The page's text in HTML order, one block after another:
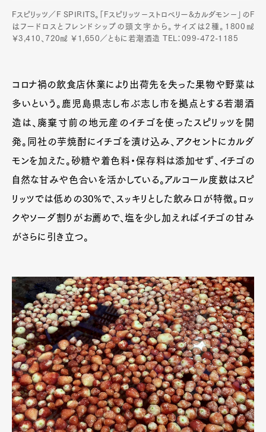
Fスピリッツ／F SPIRITS。「Fスピリッツ－ストロベリー&カルダモン－」のF
はフードロスとフレンドシップの頭文字から。サイズは2種。1800㎖
￥3,410、720㎖ ￥1,650／ともに若潮酒造 TEL：099-472-1185
コロナ禍の飲食店休業により出荷先を失った果物や野菜は
多いという。鹿児島県志し布ぶ志し市を拠点とする若潮酒
造は、廃棄寸前の地元産のイチゴを使ったスピリッツを開
発。同社の芋焼酎にイチゴを漬け込み、アクセントにカルダ
モンを加えた。砂糖や着色料・保存料は添加せず、イチゴの
自然な甘みや色合いを活かしている。アルコール度数はスピ
リッツでは低めの30%で、スッキリとした飲み口が特徴。ロッ
クやソーダ割りがお薦めで、塩を少し加えればイチゴの甘み
がさらに引き立つ。